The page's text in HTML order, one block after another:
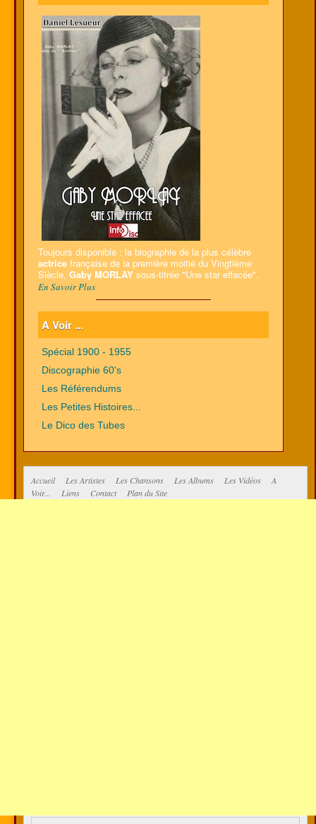
Toujours disponible : la biographie de la plus célèbre
actrice française de la première moitié du Vingtième
Siècle, Gaby MORLAY sous-titrée "Une star effacée".
En Savoir Plus
A Voir ...
Spécial 1900 - 1955
Discographie 60's
Les Référendums
Les Petites Histoires...
Le Dico des Tubes
Accueil Les Artistes Les Chansons Les Albums Les Vidéos
A
Voir...
Liens Contact Plan du Site